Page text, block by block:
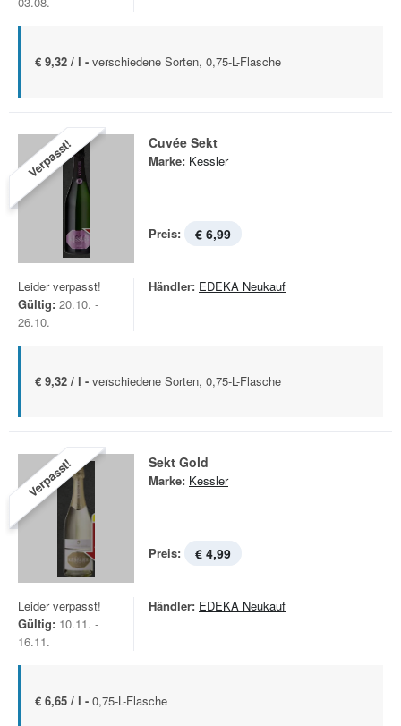
€ 9,32 / l - verschiedene Sorten, 0,75-L-Flasche
Verpasst! Cuvée Sekt
Marke: Kessler
Preis: € 6,99
Leider verpasst!
Gültig: 20.10. -
26.10.
Händler: EDEKA Neukauf
€ 9,32 / l - verschiedene Sorten, 0,75-L-Flasche
Verpasst! Sekt Gold
Marke: Kessler
Preis: € 4,99
Leider verpasst!
Gültig: 10.11. -
16.11.
Händler: EDEKA Neukauf
€ 6,65 / l - 0,75-L-Flasche